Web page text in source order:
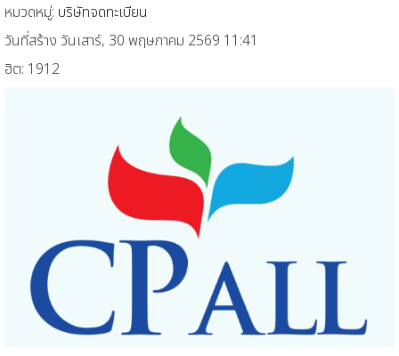
หมวดหมู่: บริษัทจดทะเบียน
วันที่สร้าง วันเสาร์, 30 พฤษภาคม 2569 11:41
ฮิต: 1912